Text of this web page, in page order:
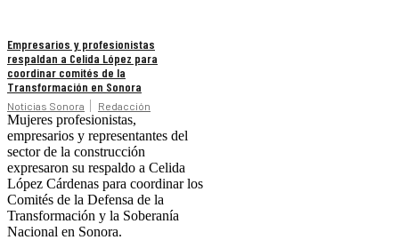
Empresarios y profesionistas
respaldan a Celida López para
coordinar comités de la
Transformación en Sonora
Noticias Sonora Redacción
Mujeres profesionistas,
empresarios y representantes del
sector de la construcción
expresaron su respaldo a Celida
López Cárdenas para coordinar los
Comités de la Defensa de la
Transformación y la Soberanía
Nacional en Sonora.